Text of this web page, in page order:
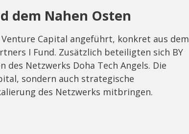
dem Nahen Osten
Capital angeführt, konkret aus dem
I Fund. Zusätzlich beteiligten sich BY
Netzwerks Doha Tech Angels. Die
sondern auch strategische
des Netzwerks mitbringen.